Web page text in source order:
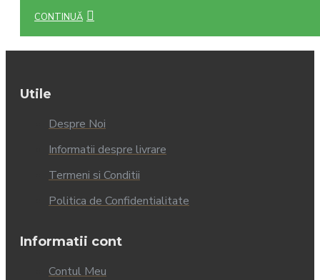
CONTINUĂ
Utile
Despre Noi
Informatii despre livrare
Termeni si Conditii
Politica de Confidentialitate
Informatii cont
Contul Meu